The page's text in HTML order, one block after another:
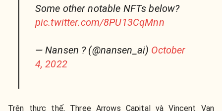
Some other notable NFTs below?
pic.twitter.com/8PU13CqMnn
— Nansen ? (@nansen_ai) October
4, 2022
Trên thực thế, Three Arrows Capital và Vincent Van